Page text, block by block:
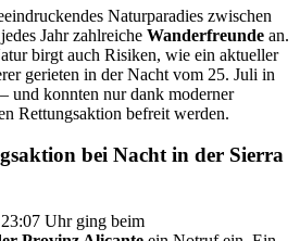
Naturparadies zwischen
Jahr zahlreiche Wanderfreunde an.
birgt auch Risiken, wie ein aktueller
gerieten in der Nacht vom 25. Juli in
und konnten nur dank moderner
Rettungsaktion befreit werden.
bei Nacht in der Sierra
23:07 Uhr ging beim